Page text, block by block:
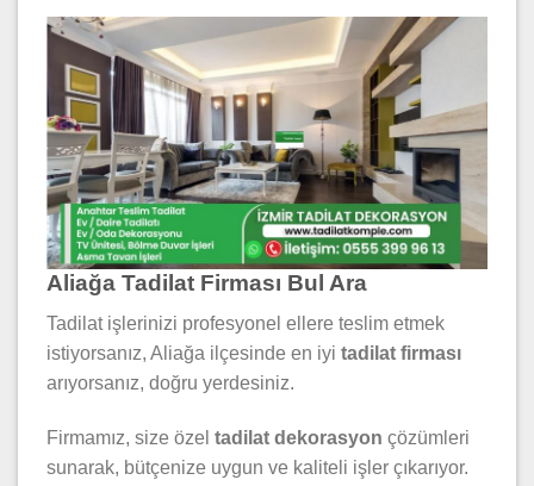
Aliağa Tadilat Firması Bul Ara
Tadilat işlerinizi profesyonel ellere teslim etmek
istiyorsanız, Aliağa ilçesinde en iyi tadilat firması
arıyorsanız, doğru yerdesiniz.
Firmamız, size özel tadilat dekorasyon çözümleri
sunarak, bütçenize uygun ve kaliteli işler çıkarıyor.